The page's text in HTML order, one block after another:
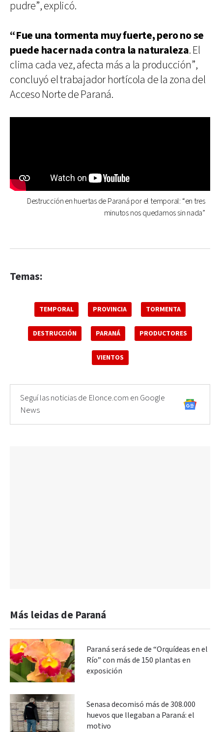
pudre”, explicó.
“Fue una tormenta muy fuerte, pero no se
puede hacer nada contra la naturaleza. El
clima cada vez, afecta más a la producción”,
concluyó el trabajador hortícola de la zona del
Acceso Norte de Paraná.
Destrucción en huertas de Paraná por el temporal: “en tres
minutos nos quedamos sin nada”
Temas:
TEMPORAL PROVINCIA TORMENTA
DESTRUCCIÓN PARANÁ PRODUCTORES
VIENTOS
Seguí las noticias de Elonce.com en Google
News
Más leidas de Paraná
Paraná será sede de “Orquídeas en el
Río” con más de 150 plantas en
exposición
Senasa decomisó más de 308.000
huevos que llegaban a Paraná: el
motivo